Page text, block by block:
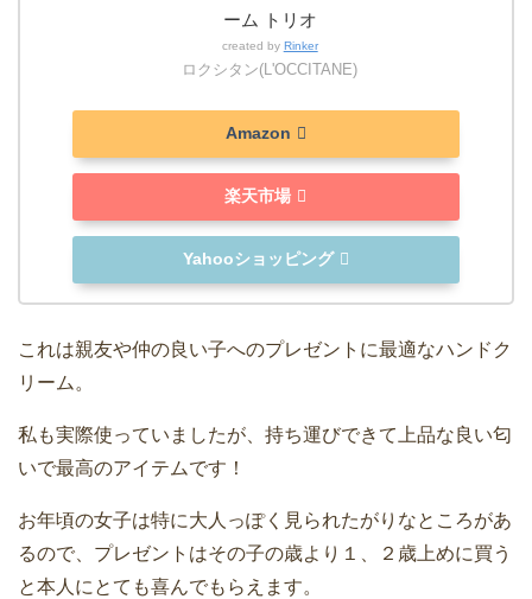
ーム トリオ
created by Rinker
ロクシタン(L'OCCITANE)
Amazon
楽天市場
Yahooショッピング
これは親友や仲の良い子へのプレゼントに最適なハンドク
リーム。
私も実際使っていましたが、持ち運びできて上品な良い匂
いで最高のアイテムです！
お年頃の女子は特に大人っぽく見られたがりなところがあ
るので、プレゼントはその子の歳より１、２歳上めに買う
と本人にとても喜んでもらえます。